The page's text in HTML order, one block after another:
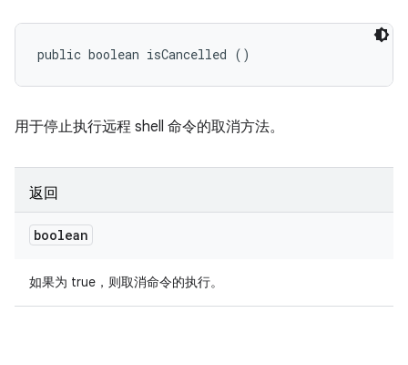
public boolean isCancelled ()
用于停止执行远程 shell 命令的取消方法。
返回
boolean
如果为 true，则取消命令的执行。